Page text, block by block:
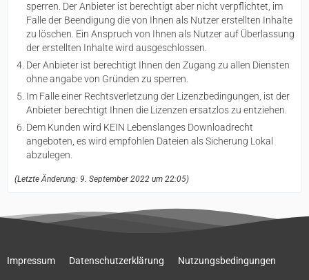
sperren. Der Anbieter ist berechtigt aber nicht verpflichtet, im
Falle der Beendigung die von Ihnen als Nutzer erstellten Inhalte
zu löschen. Ein Anspruch von Ihnen als Nutzer auf Überlassung
der erstellten Inhalte wird ausgeschlossen.
Der Anbieter ist berechtigt Ihnen den Zugang zu allen Diensten
ohne angabe von Gründen zu sperren.
Im Falle einer Rechtsverletzung der Lizenzbedingungen, ist der
Anbieter berechtigt Ihnen die Lizenzen ersatzlos zu entziehen.
Dem Kunden wird KEIN Lebenslanges Downloadrecht
angeboten, es wird empfohlen Dateien als Sicherung Lokal
abzulegen.
(Letzte Änderung: 9. September 2022 um 22:05)
Impressum Datenschutzerklärung Nutzungsbedingungen